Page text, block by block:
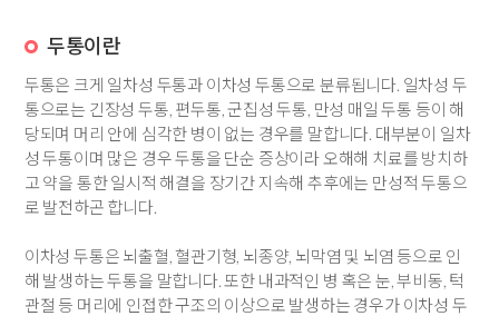
두통이란
두통은 크게 일차성 두통과 이차성 두통으로 분류됩니다. 일차성 두
통으로는 긴장성 두통, 편두통, 군집성 두통, 만성 매일 두통 등이 해
당되며 머리 안에 심각한 병이 없는 경우를 말합니다. 대부분이 일차
성 두통이며 많은 경우 두통을 단순 증상이라 오해해 치료를 방치하
고 약을 통한 일시적 해결을 장기간 지속해 추후에는 만성적 두통으
로 발전하곤 합니다.
이차성 두통은 뇌출혈, 혈관기형, 뇌종양, 뇌막염 및 뇌염 등으로 인
해 발생하는 두통을 말합니다. 또한 내과적인 병 혹은 눈, 부비동, 턱
관절 등 머리에 인접한 구조의 이상으로 발생하는 경우가 이차성 두